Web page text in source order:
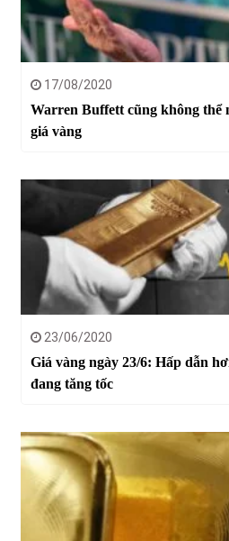
17/08/2020
Warren Buffett cũng không thể
giá vàng
23/06/2020
Giá vàng ngày 23/6: Hấp dẫn
đang tăng tốc